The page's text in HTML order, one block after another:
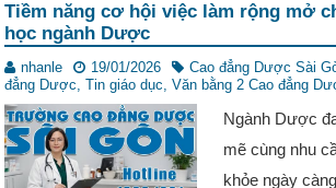
Tiềm năng cơ hội việc làm rộng mở
học ngành Dược
nhanle 19/01/2026 Cao đẳng Dược Sài
đẳng Dược,Tin giáo dục,Văn bằng 2 Cao đẳng
Ngành Dược
mẽ cùng nhu
khỏe ngày